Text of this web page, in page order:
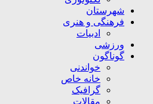
شهرستان
فرهنگی و هنری
ادبیات
ورزشی
گوناگون
خواندنی
خانه خاص
گرافیک
مقالات